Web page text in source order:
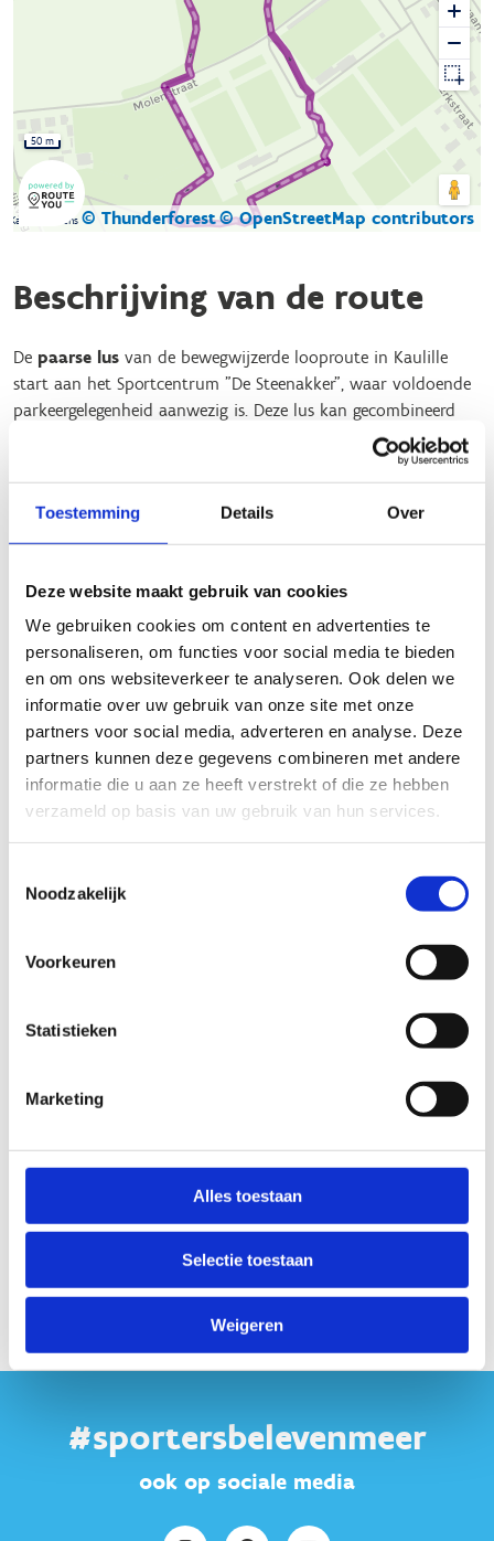
Toestemming Details Over
Deze website maakt gebruik van cookies
We gebruiken cookies om content en advertenties te
personaliseren, om functies voor social media te bieden
en om ons websiteverkeer te analyseren. Ook delen we
informatie over uw gebruik van onze site met onze
partners voor social media, adverteren en analyse. Deze
partners kunnen deze gegevens combineren met andere
informatie die u aan ze heeft verstrekt of die ze hebben
verzameld op basis van uw gebruik van hun services.
Noodzakelijk
Voorkeuren
Statistieken
Marketing
Alles toestaan
Selectie toestaan
Weigeren
Kaartgegevens © Thunderforest© OpenStreetMap contributors
50 m
Beschrijving van de route
De paarse lus van de bewegwijzerde looproute in Kaulille
start aan het Sportcentrum "De Steenakker", waar voldoende
parkeergelegenheid aanwezig is. Deze lus kan gecombineerd
worden met een blauwe lus van 3,5 km en een rode lus van
De route is nog steeds goed beloopbaar tijdens nattere
De route is gemakkelijk begaanbaar.
De gehele route, voor 100%, bestaat uit onverharde
Startplaatsen
Steenakkerstraat 31 3950 Bocholt
#sportersbelevenmeer
ook op sociale media